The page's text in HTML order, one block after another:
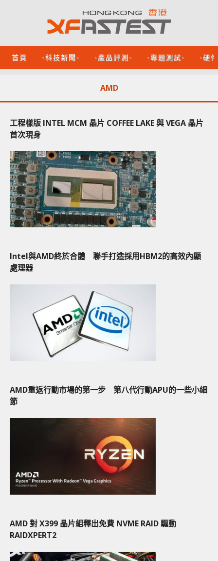
首頁 -科技新聞- -產品評測- -專題測試- -硬
AMD
工程樣版 INTEL MCM 晶片 COFFEE LAKE 與 VEGA 晶片
首次現身
Intel與AMD終於合體 聯手打造採用HBM2的高效內顯
處理器
AMD重返行動市場的第一步 第八代行動APU的一些小細
節
AMD 對 X399 晶片組釋出免費 NVME RAID 驅動
RAIDXPERT2